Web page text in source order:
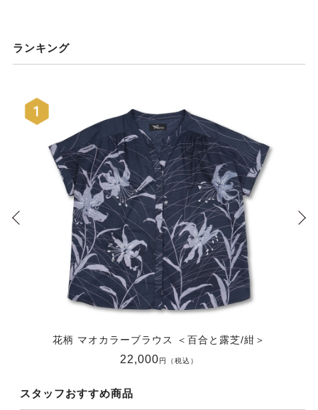
ランキング
花柄 マオカラーブラウス ＜百合と露芝/紺＞
22,000円（税込）
スタッフおすすめ商品